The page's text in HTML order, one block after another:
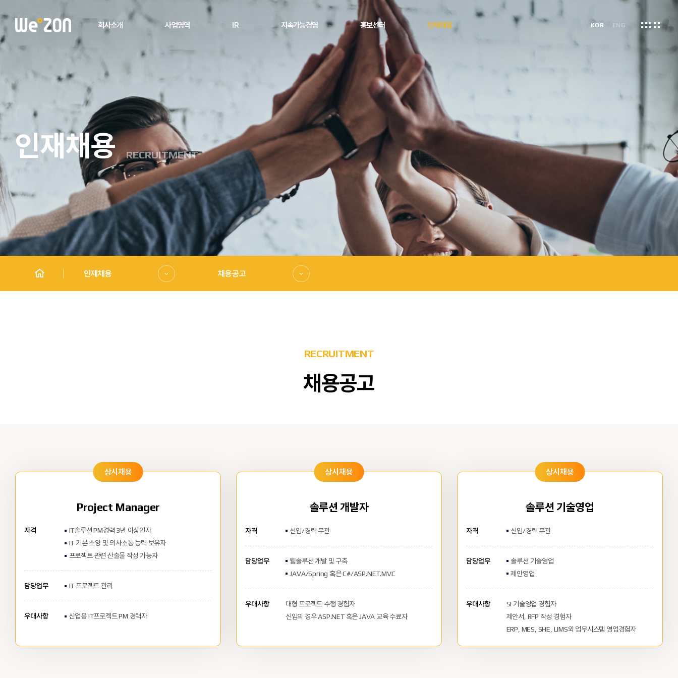
KOR ENG
회사소개 사업영역 IR 지속가능경영 홍보센터 인재채용
인재채용 RECRUITMENT
인재채용 채용공고
RECRUITMENT
채용공고
상시채용
Project Manager
자격
IT솔루션 PM경력 3년 이상인자
IT 기본 소양 및 의사소통 능력 보유자
프로젝트 관련 산출물 작성 가능자
담당업무 IT 프로젝트 관리
우대사항 산업용 IT프로젝트 PM 경력자
상시채용
솔루션 개발자
자격 신입/경력 무관
담당업무
웹솔루션 개발 및 구축
JAVA/Spring 혹은 C#/ASP.NET.MVC
우대사항
대형 프로젝트 수행 경험자
신입의 경우 ASP.NET 혹은 JAVA 교육 수료자
상시채용
솔루션 기술영업
자격 신입/경력 무관
담당업무
솔루션 기술영업
제안영업
우대사항
SI 기술영업 경험자
제안서, RFP 작성 경험자
ERP, MES, SHE, LIMS외 업무시스템 영업경험자